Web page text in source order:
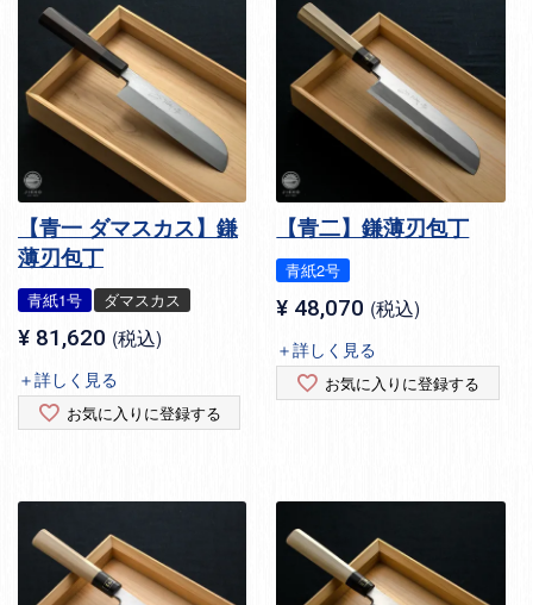
【青一 ダマスカス】鎌
薄刃包丁
青紙1号 ダマスカス
¥ 81,620 税込
＋詳しく見る
お気に入りに登録する
【青二】鎌薄刃包丁
青紙2号
¥ 48,070 税込
＋詳しく見る
お気に入りに登録する